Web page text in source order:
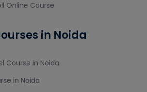
Online Course
in Noida
Course in Noida
in Noida